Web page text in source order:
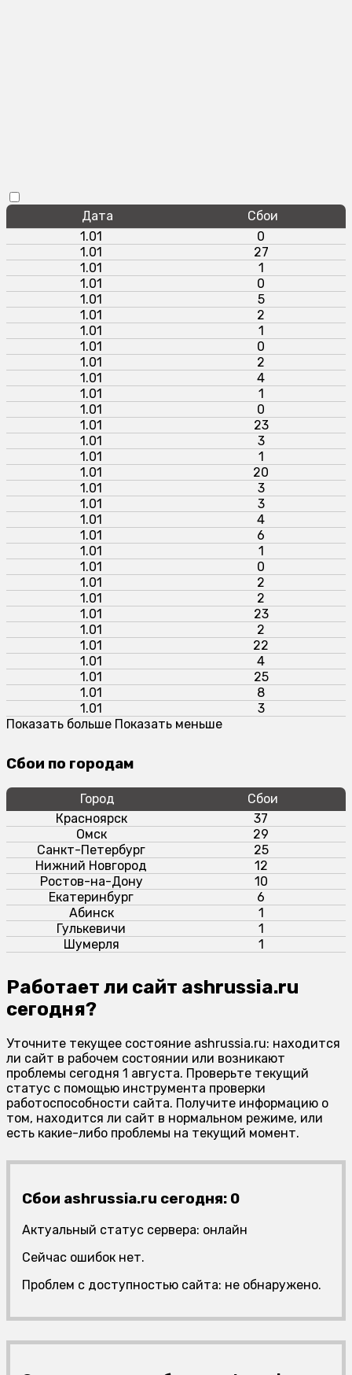
Дата
Сбои
1.01
0
1.01
27
1.01
1
1.01
0
1.01
5
1.01
2
1.01
1
1.01
0
1.01
2
1.01
4
1.01
1
1.01
0
1.01
23
1.01
3
1.01
1
1.01
20
1.01
3
1.01
3
1.01
4
1.01
6
1.01
1
1.01
0
1.01
2
1.01
2
1.01
23
1.01
2
1.01
22
1.01
4
1.01
25
1.01
8
1.01
3
Показать больше Показать меньше
Сбои по городам
Город
Сбои
Красноярск
37
Омск
29
Санкт-Петербург
25
Нижний Новгород
12
Ростов-на-Дону
10
Екатеринбург
6
Абинск
1
Гулькевичи
1
Шумерля
1
Работает ли сайт ashrussia.ru
сегодня?
Уточните текущее состояние ashrussia.ru: находится
ли сайт в рабочем состоянии или возникают
проблемы сегодня 1 августа. Проверьте текущий
статус с помощью инструмента проверки
работоспособности сайта. Получите информацию о
том, находится ли сайт в нормальном режиме, или
есть какие-либо проблемы на текущий момент.
Сбои ashrussia.ru сегодня: 0
Актуальный статус сервера: онлайн
Сейчас ошибок нет.
Проблем с доступностью сайта: не обнаружено.